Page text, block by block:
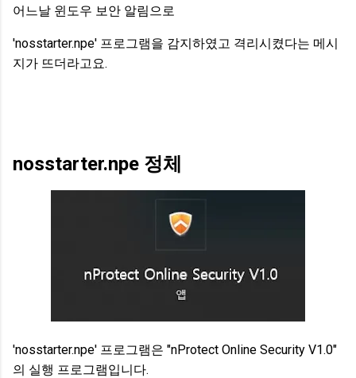
어느날 윈도우 보안 알림으로
'nosstarter.npe' 프로그램을 감지하였고 격리시켰다는 메시
지가 뜨더라고요.
nosstarter.npe 정체
'nosstarter.npe' 프로그램은 "nProtect Online Security V1.0"
의 실행 프로그램입니다.